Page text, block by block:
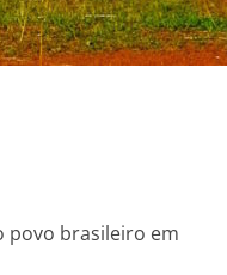
povo brasileiro em